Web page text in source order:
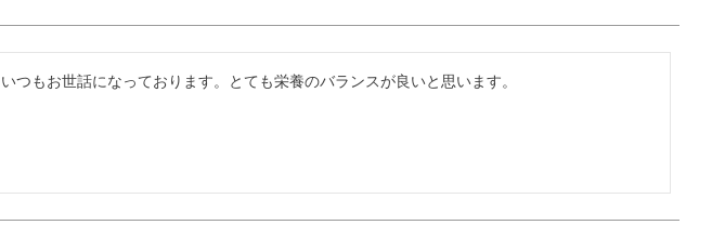
いつもお世話になっております。とても栄養のバランスが良いと思います。